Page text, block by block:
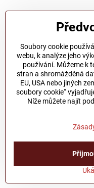
Soubory cookie
webu, k analýze jeho
používání. Můžeme k
stran a shromážděná
EU, USA nebo jiných
soubory cookie“
Níže můžete najít